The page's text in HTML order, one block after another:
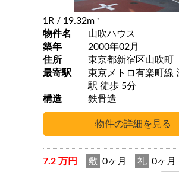
1R / 19.32m 2
物件名
山吹ハウス
築年
2000年02月
住所
東京都新宿区山吹町
最寄駅
東京メトロ有楽町線
駅 徒歩 5分
構造
鉄骨造
7.2 万円 敷 0ヶ月 礼 0ヶ月